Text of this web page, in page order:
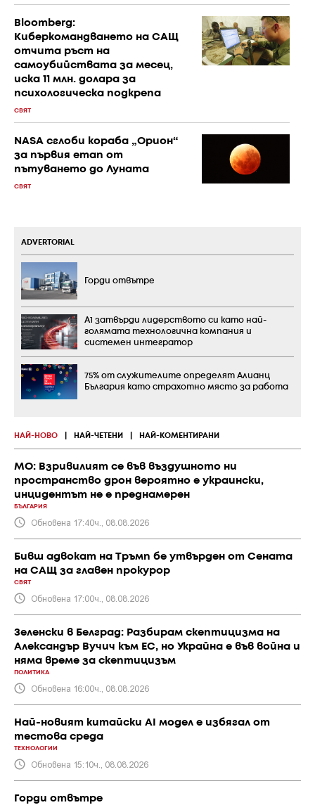
Bloomberg:
Киберкомандването на САЩ
отчита ръст на
самоубийствата за месец,
иска 11 млн. долара за
психологическа подкрепа
СВЯТ
NASA сглоби кораба „Орион“
за първия етап от
пътуването до Луната
СВЯТ
НАЙ-НОВО НАЙ-ЧЕТЕНИ НАЙ-КОМЕНТИРАНИ
МО: Взривилият се във въздушното ни
пространство дрон вероятно е украински,
инцидентът не е преднамерен
БЪЛГАРИЯ
Обновена 17:40ч., 08.08.2026
Бивш адвокат на Тръмп бе утвърден от Сената
на САЩ за главен прокурор
СВЯТ
Обновена 17:00ч., 08.08.2026
Зеленски в Белград: Разбирам скептицизма на
Александър Вучич към ЕС, но Украйна е във война и
няма време за скептицизъм
ПОЛИТИКА
Обновена 16:00ч., 08.08.2026
Най-новият китайски AI модел е избягал от
тестова среда
ТЕХНОЛОГИИ
Обновена 15:10ч., 08.08.2026
Горди отвътре
ADVERTORIAL
Горди отвътре
А1 затвърди лидерството си като най-
голямата технологична компания и
системен интегратор
75% от служителите определят Алианц
България като страхотно място за работа